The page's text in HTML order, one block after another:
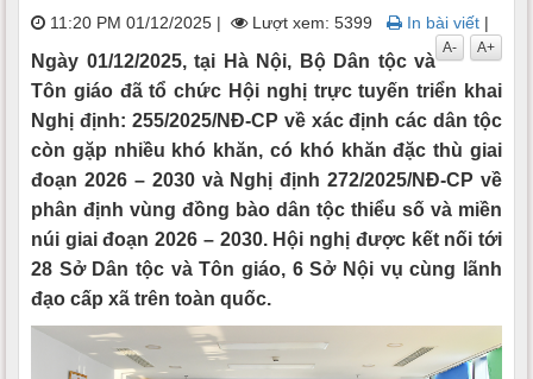
11:20 PM 01/12/2025 | Lượt xem: 5399 In bài viết |
A+
A-
Ngày 01/12/2025, tại Hà Nội, Bộ Dân tộc và
Tôn giáo đã tổ chức Hội nghị trực tuyến triển khai
Nghị định: 255/2025/NĐ-CP về xác định các dân tộc
còn gặp nhiều khó khăn, có khó khăn đặc thù giai
đoạn 2026 – 2030 và Nghị định 272/2025/NĐ-CP về
phân định vùng đồng bào dân tộc thiểu số và miền
núi giai đoạn 2026 – 2030. Hội nghị được kết nối tới
28 Sở Dân tộc và Tôn giáo, 6 Sở Nội vụ cùng lãnh
đạo cấp xã trên toàn quốc.